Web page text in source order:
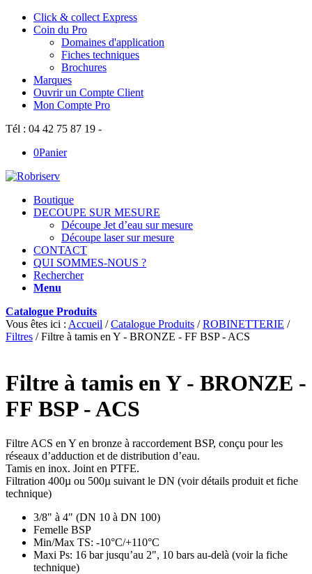
Click & collect Express
Coin du Pro
Domaines d'application
Fiches techniques
Brochures
Marques
Ouvrir un Compte Client
Mon Compte Pro
Tél : 04 42 75 87 19 -
0Panier
Boutique
DECOUPE SUR MESURE
Découpe Jet d’eau sur mesure
Découpe laser sur mesure
CONTACT
QUI SOMMES-NOUS ?
Rechercher
Menu
Catalogue Produits
Vous êtes ici : Accueil / Catalogue Produits / ROBINETTERIE /
Filtres / Filtre à tamis en Y - BRONZE - FF BSP - ACS
Filtre à tamis en Y - BRONZE -
FF BSP - ACS
Filtre ACS en Y en bronze à raccordement BSP, conçu pour les
réseaux d’adduction et de distribution d’eau.
Tamis en inox. Joint en PTFE.
Filtration 400µ ou 500µ suivant le DN (voir détails produit et fiche
technique)
3/8" à 4" (DN 10 à DN 100)
Femelle BSP
Min/Max TS: -10°C/+110°C
Maxi Ps: 16 bar jusqu’au 2", 10 bars au-delà (voir la fiche
technique)